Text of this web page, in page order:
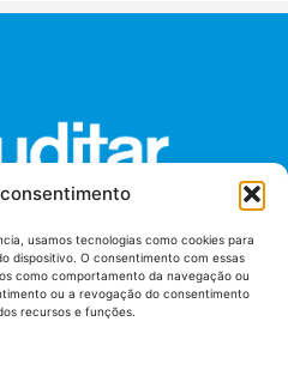
usamos tecnologias como cookies para
dispositivo. O consentimento com essas
como comportamento da navegação ou
ou a revogação do consentimento
recursos e funções.
de Controle Externo -
Sul (SAF/Sul), Qd. 04, Lt. 01
(TCU), Subsolo, Sala S04